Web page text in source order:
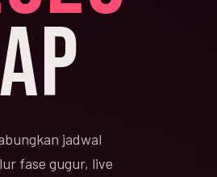
jadwal
fase gugur, live